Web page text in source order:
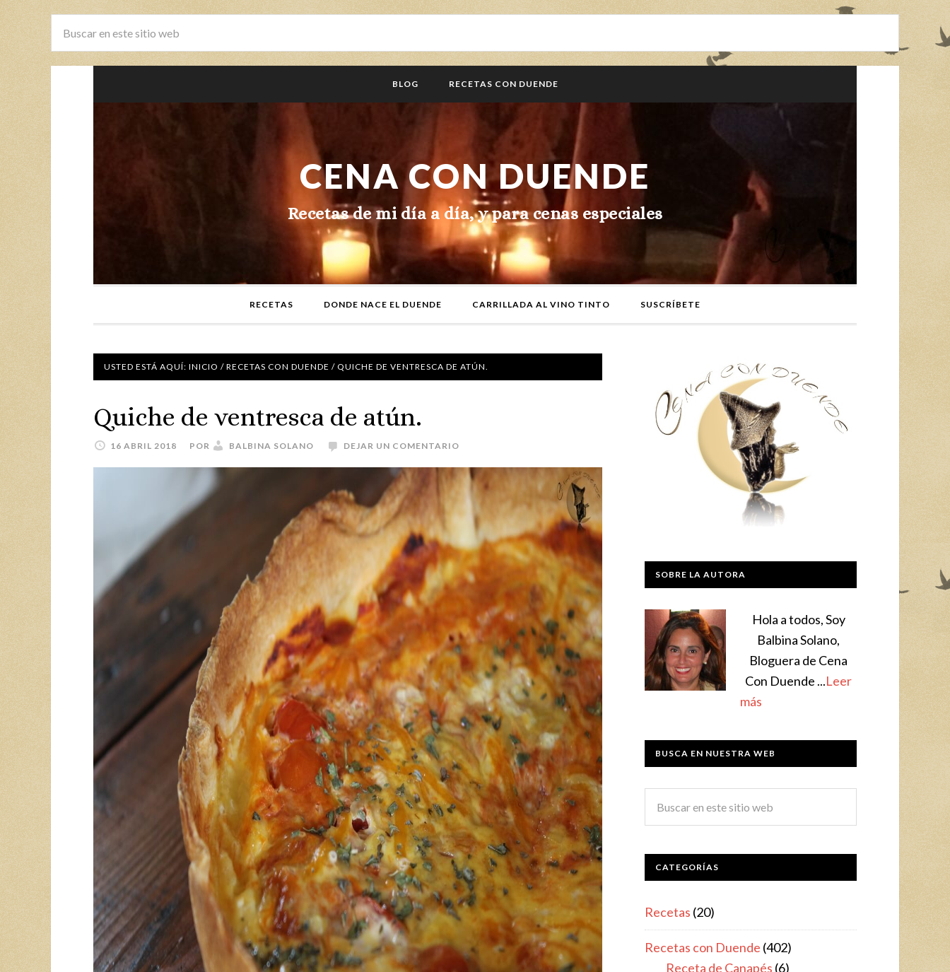
BLOG RECETAS CON DUENDE
CENA CON DUENDE
Recetas de mi día a día, y para cenas especiales
RECETAS DONDE NACE EL DUENDE CARRILLADA AL VINO TINTO SUSCRÍBETE
USTED ESTÁ AQUÍ: INICIO / RECETAS CON DUENDE / QUICHE DE VENTRESCA DE ATÚN.
Quiche de ventresca de atún.
16 ABRIL 2018 POR BALBINA SOLANO DEJAR UN COMENTARIO
SOBRE LA AUTORA
Hola a todos, Soy
Balbina Solano,
Bloguera de Cena
Con Duende ...Leer
más
BUSCA EN NUESTRA WEB
CATEGORÍAS
Recetas (20)
Recetas con Duende (402)
Receta de Canapés (6)